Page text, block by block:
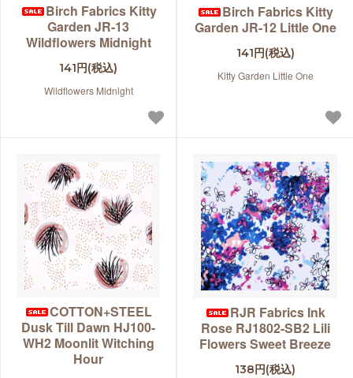
Birch Fabrics Kitty
Garden JR-13
Wildflowers Midnight
141円(税込)
Wildflowers Midnight
Birch Fabrics Kitty
Garden JR-12 Little One
141円(税込)
Kitty Garden Little One
COTTON+STEEL
Dusk Till Dawn HJ100-
WH2 Moonlit Witching
Hour
RJR Fabrics Ink
Rose RJ1802-SB2 Lili
Flowers Sweet Breeze
138円(税込)